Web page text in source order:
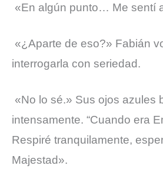
«En algún punto… Me sentí
«¿Aparte de eso?» Fabián
interrogarla con seriedad.
«No lo sé.» Sus ojos azules
intensamente. “Cuando era
Respiré tranquilamente,
Majestad».